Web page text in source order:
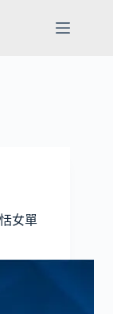
女單